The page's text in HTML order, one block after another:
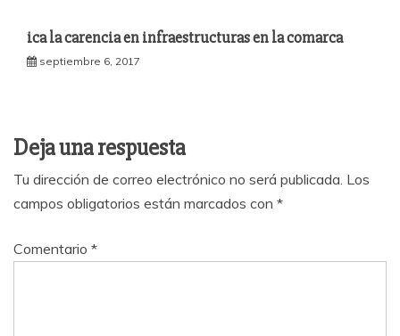
ica la carencia en infraestructuras en la comarca
septiembre 6, 2017
Deja una respuesta
Tu dirección de correo electrónico no será publicada. Los
campos obligatorios están marcados con *
Comentario *